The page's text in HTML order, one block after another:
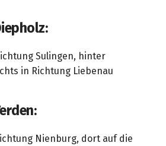
Sulingen, hinter
in Richtung Liebenau
Nienburg, dort auf die